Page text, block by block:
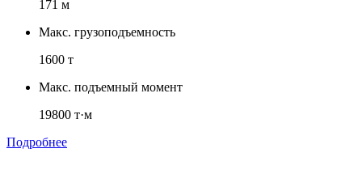
171 м
Макс. грузоподъемность
1600 т
Макс. подъемный момент
19800 т·м
Подробнее